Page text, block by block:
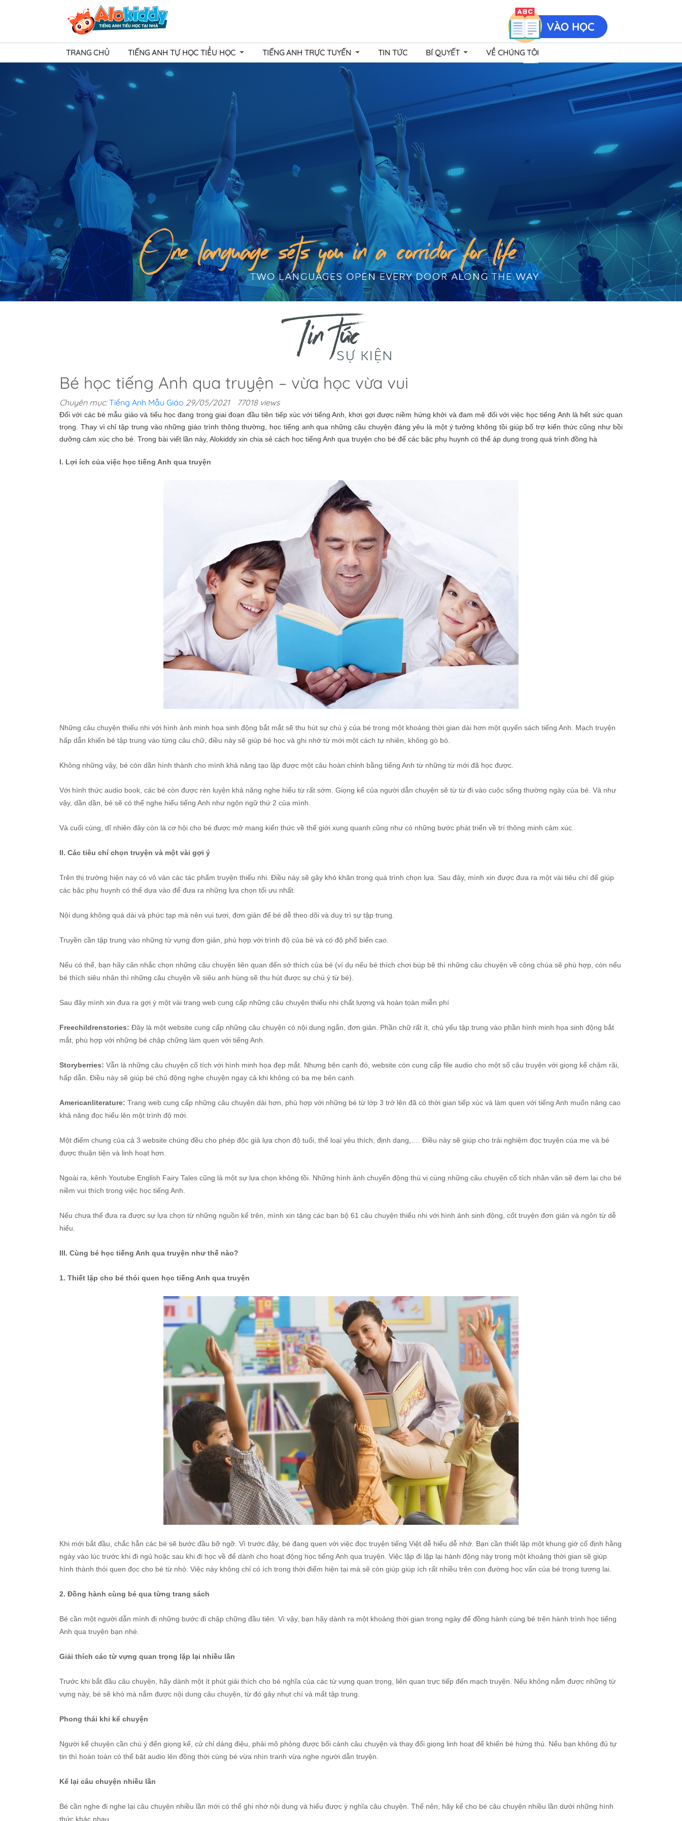
TRANG CHỦ TIẾNG ANH TỰ HỌC TIỂU HỌC TIẾNG ANH TRỰC TUYẾN TIN TỨC BÍ QUYẾT VỀ CHÚNG TÔI
Bé học tiếng Anh qua truyện – vừa học vừa vui
Chuyên mục:Tiếng Anh Mẫu Giáo 29/05/2021 77018 views
Đối với các bé mẫu giáo và tiểu học đang trong giai đoạn đầu tiên tiếp xúc với tiếng Anh, khơi gợi được niềm hứng khởi và đam mê đối với việc học tiếng Anh là hết sức quan
trọng. Thay vì chỉ tập trung vào những giáo trình thông thường, học tiếng anh qua những câu chuyện đáng yêu là một ý tưởng không tồi giúp bổ trợ kiến thức cũng như bồi
dưỡng cảm xúc cho bé. Trong bài viết lần này, Alokiddy xin chia sẻ cách học tiếng Anh qua truyện cho bé để các bậc phụ huynh có thể áp dụng trong quá trình đồng hà
I. Lợi ích của việc học tiếng Anh qua truyện
Những câu chuyện thiếu nhi với hình ảnh minh họa sinh động bắt mắt sẽ thu hút sự chú ý của bé trong một khoảng thời gian dài hơn một quyển sách tiếng Anh. Mạch truyện
hấp dẫn khiến bé tập trung vào từng câu chữ, điều này sẽ giúp bé học và ghi nhớ từ mới một cách tự nhiên, không gò bó.
Không những vậy, bé còn dần hình thành cho mình khả năng tạo lập được một câu hoàn chỉnh bằng tiếng Anh từ những từ mới đã học được.
Với hình thức audio book, các bé còn được rèn luyện khả năng nghe hiểu từ rất sớm. Giọng kể của người dẫn chuyện sẽ từ từ đi vào cuộc sống thường ngày của bé. Và như
vậy, dần dần, bé sẽ có thể nghe hiểu tiếng Anh như ngôn ngữ thứ 2 của mình.
Và cuối cùng, dĩ nhiên đây còn là cơ hội cho bé được mở mang kiến thức về thế giới xung quanh cũng như có những bước phát triển về trí thông minh cảm xúc.
II. Các tiêu chí chọn truyện và một vài gợi ý
Trên thị trường hiện nay có vô vàn các tác phẩm truyện thiếu nhi. Điều này sẽ gây khó khăn trong quá trình chọn lựa. Sau đây, mình xin được đưa ra một vài tiêu chí để giúp
các bậc phụ huynh có thể dựa vào để đưa ra những lựa chọn tối ưu nhất.
Nội dung không quá dài và phức tạp mà nên vui tươi, đơn giản để bé dễ theo dõi và duy trì sự tập trung.
Truyền cần tập trung vào những từ vựng đơn giản, phù hợp với trình độ của bé và có độ phổ biến cao.
Nếu có thể, bạn hãy cân nhắc chọn những câu chuyện liên quan đến sở thích của bé (ví dụ nếu bé thích chơi búp bê thì những câu chuyện về công chúa sẽ phù hợp, còn nếu
bé thích siêu nhân thì những câu chuyện về siêu anh hùng sẽ thu hút được sự chú ý từ bé).
Sau đây mình xin đưa ra gợi ý một vài trang web cung cấp những câu chuyện thiếu nhi chất lượng và hoàn toàn miễn phí
Freechildrenstories: Đây là một website cung cấp những câu chuyện có nội dung ngắn, đơn giản. Phần chữ rất ít, chủ yếu tập trung vào phần hình minh họa sinh động bắt
mắt, phù hợp với những bé chập chững làm quen với tiếng Anh.
Storyberries: Vẫn là những câu chuyện cổ tích với hình minh họa đẹp mắt. Nhưng bên cạnh đó, website còn cung cấp file audio cho một số câu truyện với giọng kể chậm rãi,
hấp dẫn. Điều này sẽ giúp bé chủ động nghe chuyện ngay cả khi không có ba mẹ bên cạnh.
Americanliterature: Trang web cung cấp những câu chuyện dài hơn, phù hợp với những bé từ lớp 3 trở lên đã có thời gian tiếp xúc và làm quen với tiếng Anh muốn nâng cao
khả năng đọc hiểu lên một trình độ mới.
Một điểm chung của cả 3 website chúng đều cho phép độc giả lựa chọn độ tuổi, thể loại yêu thích, định dạng,…. Điều này sẽ giúp cho trải nghiệm đọc truyện của mẹ và bé
được thuận tiện và linh hoạt hơn.
Ngoài ra, kênh Youtube English Fairy Tales cũng là một sự lựa chọn không tồi. Những hình ảnh chuyển động thú vị cùng những câu chuyện cổ tích nhân văn sẽ đem lại cho bé
niềm vui thích trong việc học tiếng Anh.
Nếu chưa thể đưa ra được sự lựa chọn từ những nguồn kể trên, mình xin tặng các bạn bộ 61 câu chuyện thiếu nhi với hình ảnh sinh động, cốt truyện đơn giản và ngôn từ dễ
hiểu.
III. Cùng bé học tiếng Anh qua truyện như thế nào?
1. Thiết lập cho bé thói quen học tiếng Anh qua truyện
Khi mới bắt đầu, chắc hẳn các bé sẽ bước đầu bỡ ngỡ. Vì trước đây, bé đang quen với việc đọc truyện tiếng Việt dễ hiểu dễ nhớ. Bạn cần thiết lập một khung giờ cố định hằng
ngày vào lúc trước khi đi ngủ hoặc sau khi đi học về để dành cho hoạt động học tiếng Anh qua truyện. Việc lặp đi lặp lại hành động này trong một khoảng thời gian sẽ giúp
hình thành thói quen đọc cho bé từ nhỏ. Việc này không chỉ có ích trong thời điểm hiện tại mà sẽ còn giúp giúp ích rất nhiều trên con đường học vấn của bé trong tương lai.
2. Đồng hành cùng bé qua từng trang sách
Bé cần một người dẫn mình đi những bước đi chập chững đầu tiên. Vì vậy, bạn hãy dành ra một khoảng thời gian trong ngày để đồng hành cùng bé trên hành trình học tiếng
Anh qua truyện bạn nhé.
Giải thích các từ vựng quan trọng lặp lại nhiều lần
Trước khi bắt đầu câu chuyện, hãy dành một ít phút giải thích cho bé nghĩa của các từ vựng quan trọng, liên quan trực tiếp đến mạch truyện. Nếu không nắm được những từ
vựng này, bé sẽ khó mà nắm được nội dung câu chuyện, từ đó gây nhụt chí và mất tập trung.
Phong thái khi kể chuyện
Người kể chuyện cần chú ý đến giọng kể, cử chỉ dáng điệu, phải mô phỏng được bối cảnh câu chuyện và thay đổi giọng linh hoạt để khiến bé hứng thú. Nếu bạn không đủ tự
tin thì hoàn toàn có thể bật audio lên đồng thời cùng bé vừa nhìn tranh vừa nghe người dẫn truyện.
Kể lại câu chuyện nhiều lần
Bé cần nghe đi nghe lại câu chuyện nhiều lần mới có thể ghi nhớ nội dung và hiểu được ý nghĩa câu chuyện. Thế nên, hãy kể cho bé câu chuyện nhiều lần dưới những hình
thức khác nhau.